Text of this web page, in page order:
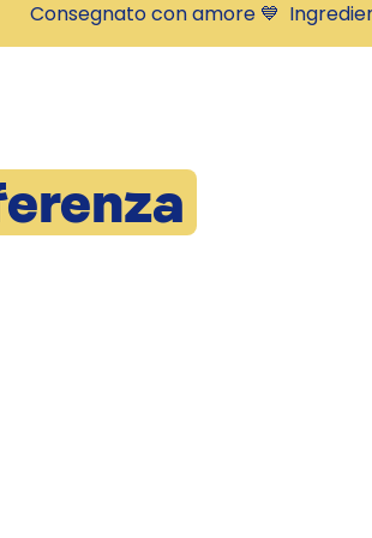
Consegnato con amore 💙